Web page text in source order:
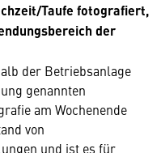
Taufe fotografiert,
der
der Betriebsanlage
genannten
am Wochenende
von
und ist es für